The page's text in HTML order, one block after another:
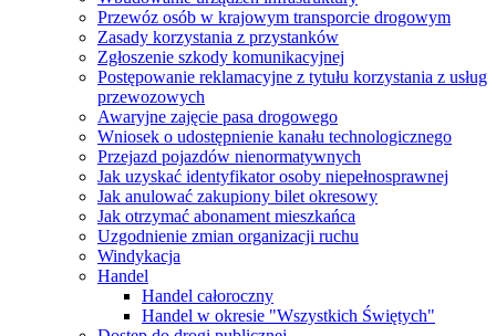
Przewóz osób w krajowym transporcie drogowym
Zasady korzystania z przystanków
Zgłoszenie szkody komunikacyjnej
Postępowanie reklamacyjne z tytułu korzystania z usług
przewozowych
Awaryjne zajęcie pasa drogowego
Wniosek o udostępnienie kanału technologicznego
Przejazd pojazdów nienormatywnych
Jak uzyskać identyfikator osoby niepełnosprawnej
Jak anulować zakupiony bilet okresowy
Jak otrzymać abonament mieszkańca
Uzgodnienie zmian organizacji ruchu
Windykacja
Handel
Handel całoroczny
Handel w okresie "Wszystkich Świętych"